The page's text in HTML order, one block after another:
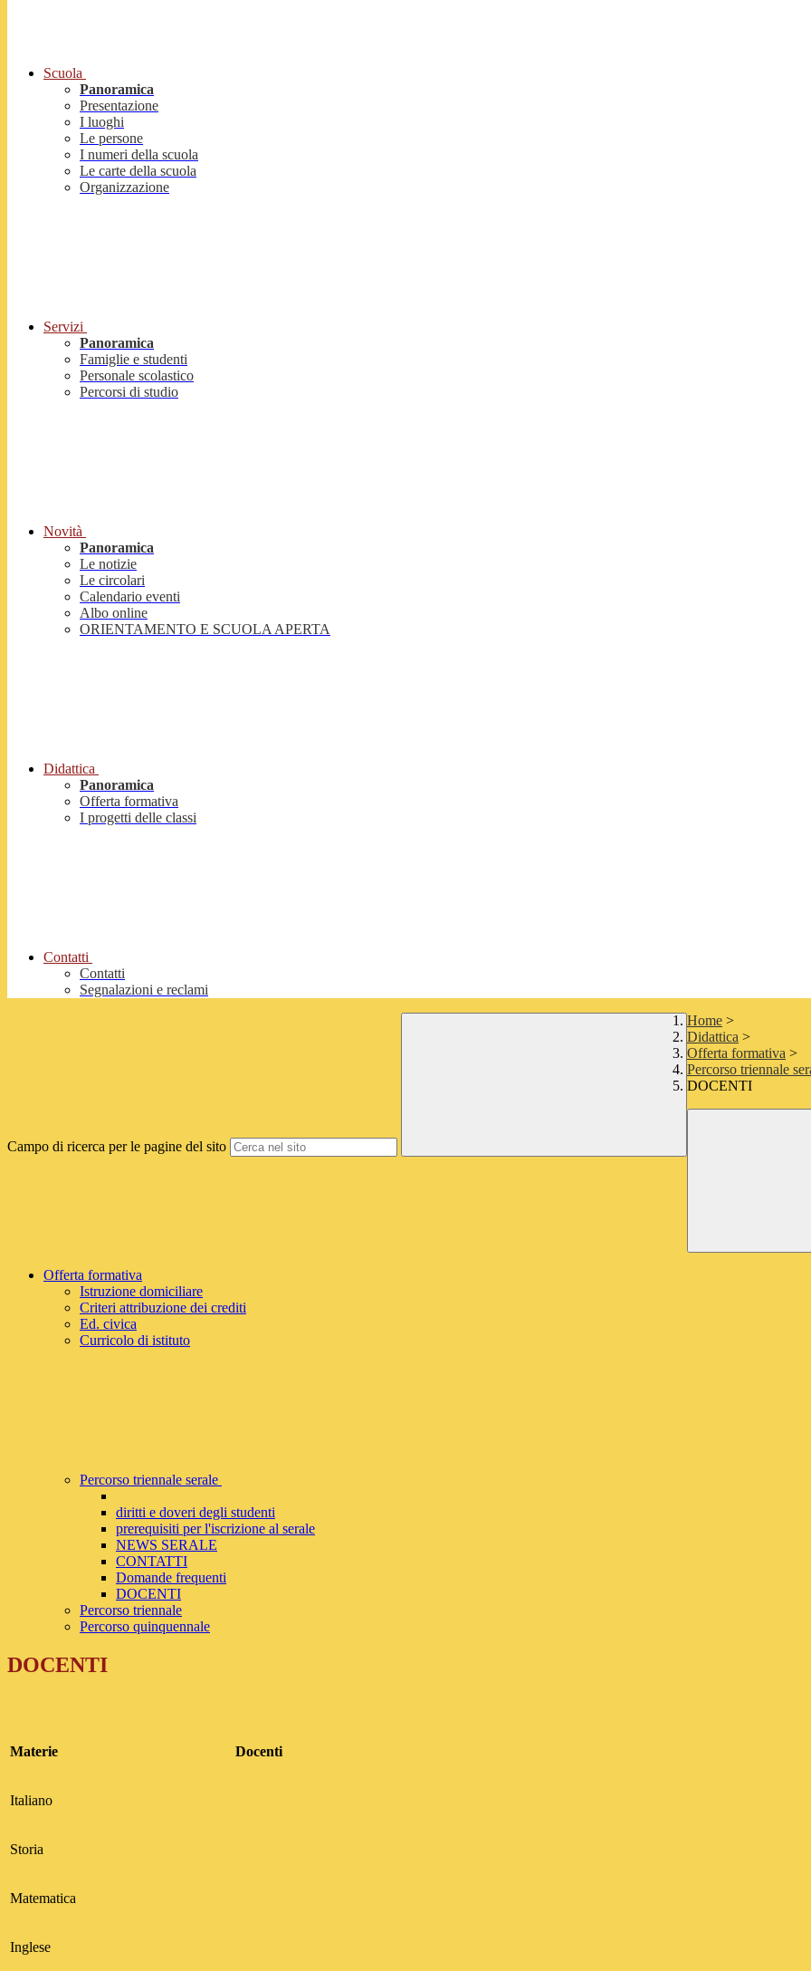
Scuola
Panoramica
Presentazione
I luoghi
Le persone
I numeri della scuola
Le carte della scuola
Organizzazione
Servizi
Panoramica
Famiglie e studenti
Personale scolastico
Percorsi di studio
Novità
Panoramica
Le notizie
Le circolari
Calendario eventi
Albo online
ORIENTAMENTO E SCUOLA APERTA
Didattica
Panoramica
Offerta formativa
I progetti delle classi
Contatti
Contatti
Segnalazioni e reclami
Campo di ricerca per le pagine del sito
Home >
Didattica >
Offerta formativa >
Percorso triennale
DOCENTI
Offerta formativa
Istruzione domiciliare
Criteri attribuzione dei crediti
Ed. civica
Curricolo di istituto
Percorso triennale serale
diritti e doveri degli studenti
prerequisiti per l'iscrizione al serale
NEWS SERALE
CONTATTI
Domande frequenti
DOCENTI
Percorso triennale
Percorso quinquennale
DOCENTI
Materie Docenti
Italiano
Storia
Matematica
Inglese